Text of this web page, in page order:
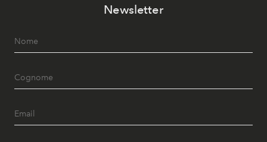
Newsletter